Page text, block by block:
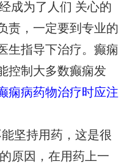
成为了人们 关心的
责，一定要到专业的
生指导下治疗。癫痫
控制大多数癫痫发
痫病药物治疗时应注
坚持用药，这是很
原因，在用药上一